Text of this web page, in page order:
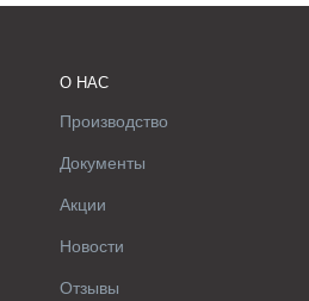
О НАС
Производство
Документы
Акции
Новости
Отзывы